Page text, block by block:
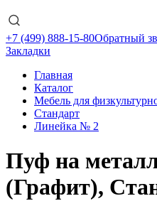
+7 (499) 888-15-80Обратный
Закладки
Главная
Каталог
Мебель для
Стандарт
Линейка № 2
Пуф на
(Графит),